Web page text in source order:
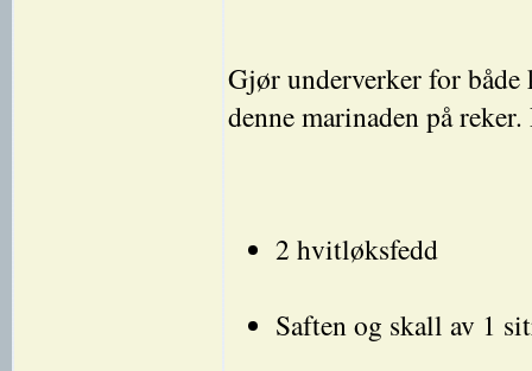
Gjør underverker for
denne marinaden på
2 hvitløksfedd
Saften og skall av 1